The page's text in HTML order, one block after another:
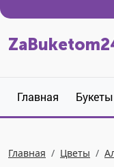
Главная Букеты
Главная Цветы